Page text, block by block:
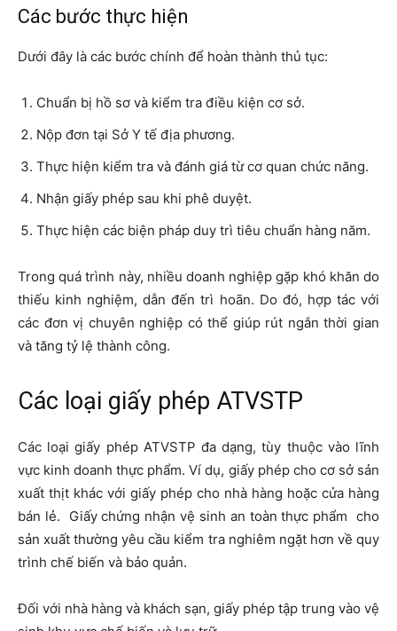
Các bước thực hiện
Dưới đây là các bước chính để hoàn thành thủ tục:
Chuẩn bị hồ sơ và kiểm tra điều kiện cơ sở.
Nộp đơn tại Sở Y tế địa phương.
Thực hiện kiểm tra và đánh giá từ cơ quan chức năng.
Nhận giấy phép sau khi phê duyệt.
Thực hiện các biện pháp duy trì tiêu chuẩn hàng năm.
Trong quá trình này, nhiều doanh nghiệp gặp khó khăn do
thiếu kinh nghiệm, dẫn đến trì hoãn. Do đó, hợp tác với
các đơn vị chuyên nghiệp có thể giúp rút ngắn thời gian
và tăng tỷ lệ thành công.
Các loại giấy phép ATVSTP
Các loại giấy phép ATVSTP đa dạng, tùy thuộc vào lĩnh
vực kinh doanh thực phẩm. Ví dụ, giấy phép cho cơ sở sản
xuất thịt khác với giấy phép cho nhà hàng hoặc cửa hàng
bán lẻ.
Giấy chứng nhận vệ sinh an toàn thực phẩm cho
sản xuất thường yêu cầu kiểm tra nghiêm ngặt hơn về quy
trình chế biến và bảo quản.
Đối với nhà hàng và khách sạn, giấy phép tập trung vào vệ